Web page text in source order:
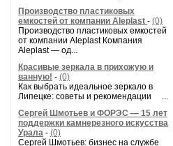
Производство пластиковых
емкостей от компании Aleplast - (0)
Производство пластиковых емкостей
от компании Aleplast Компания
Aleplast — од...
Красивые зеркала в прихожую и
ванную! - (0)
Как выбрать идеальное зеркало в
Липецке: советы и рекомендации ...
Сергей Шмотьев и ФОРЭС — 15 лет
поддержки камнерезного искусства
Урала - (0)
Сергей Шмотьев: бизнес на службе